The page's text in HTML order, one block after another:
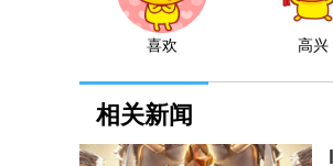
喜欢 高兴
相关新闻